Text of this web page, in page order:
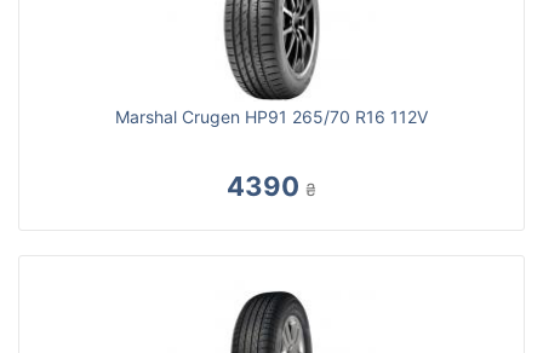
Marshal Crugen HP91 265/70 R16 112V
4390 ₴